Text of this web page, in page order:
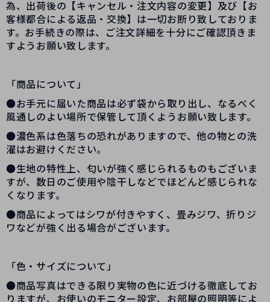
為、出荷後の【キャンセル・注文内容の変更】及び【お
客様都合による返品・交換】は一切お断り致しておりま
す。お手続きの際は、ご注文詳細を十分にご確認頂きま
すようお願い致します。
「商品について」
●お手元に届いた商品は必ず袋から取り出し、なるべく
風通しのよい場所で保管して頂くようお願い致します。
●濃色系は色落ちの恐れがありますので、他の物との洗
濯はお避けください。
●生地の特性上、匂いが強く感じられるものもございま
すが、数日のご使用や陰干しなどでほどんど感じられな
くなります。
●商品によってはシワが付きやすく、畳みジワ、折りジ
ワなどが強く出る場合がございます。
「色・サイズについて」
●商品写真はできる限り実物の色に近づける徹底してお
りますが、お使いのモニター設定、お部屋の照明等によ